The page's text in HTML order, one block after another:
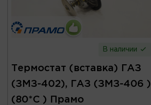
В наличии
Термостат (вставка) ГАЗ
(ЗМЗ-402), ГАЗ (ЗМЗ-406 )
(80*С ) Прамо